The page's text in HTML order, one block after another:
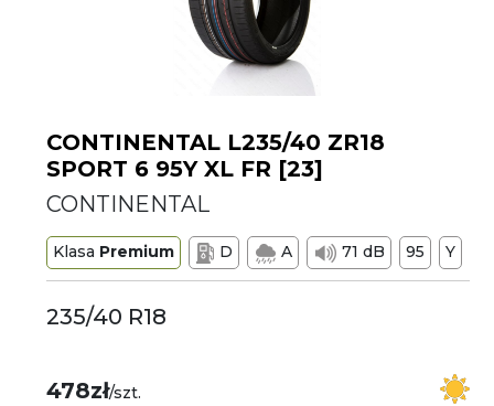
CONTINENTAL L235/40 ZR18
SPORT 6 95Y XL FR [23]
CONTINENTAL
Klasa Premium D A 71 dB 95 Y
235/40 R18
478zł/szt.